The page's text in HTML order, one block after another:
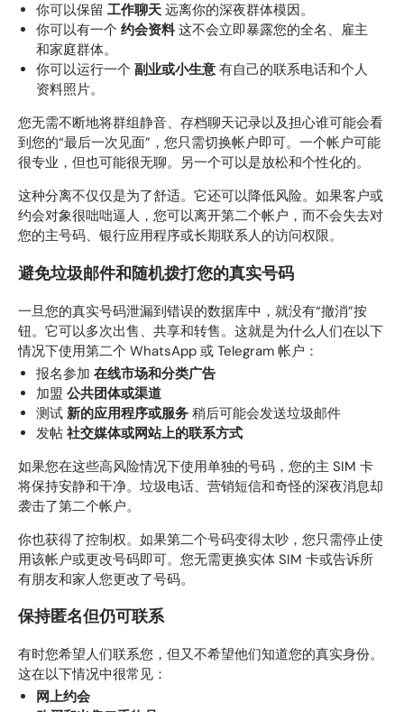
你可以保留 工作聊天 远离你的深夜群体模因。
你可以有一个 约会资料这不会立即暴露您的全名、雇主
和家庭群体。
你可以运行一个 副业或小生意有自己的联系电话和个人
资料照片。
您无需不断地将群组静音、存档聊天记录以及担心谁可能会看
到您的“最后一次见面”，您只需切换帐户即可。一个帐户可能
很专业，但也可能很无聊。另一个可以是放松和个性化的。
这种分离不仅仅是为了舒适。它还可以降低风险。如果客户或
约会对象很咄咄逼人，您可以离开第二个帐户，而不会失去对
您的主号码、银行应用程序或长期联系人的访问权限。
避免垃圾邮件和随机拨打您的真实号码
一旦您的真实号码泄漏到错误的数据库中，就没有“撤消”按
钮。它可以多次出售、共享和转售。这就是为什么人们在以下
情况下使用第二个 WhatsApp 或 Telegram 帐户：
报名参加 在线市场和分类广告
加盟 公共团体或渠道
测试 新的应用程序或服务 稍后可能会发送垃圾邮件
发帖 社交媒体或网站上的联系方式
如果您在这些高风险情况下使用单独的号码，您的主 SIM 卡
将保持安静和干净。垃圾电话、营销短信和奇怪的深夜消息却
袭击了第二个帐户。
你也获得了控制权。如果第二个号码变得太吵，您只需停止使
用该帐户或更改号码即可。您无需更换实体 SIM 卡或告诉所
有朋友和家人您更改了号码。
保持匿名但仍可联系
有时您希望人们联系您，但又不希望他们知道您的真实身份。
这在以下情况中很常见：
网上约会